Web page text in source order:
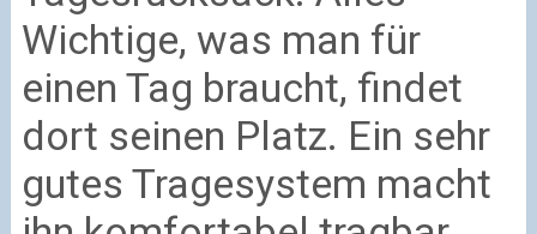
Wichtige, was man für
einen Tag braucht, findet
dort seinen Platz. Ein sehr
gutes Tragesystem macht